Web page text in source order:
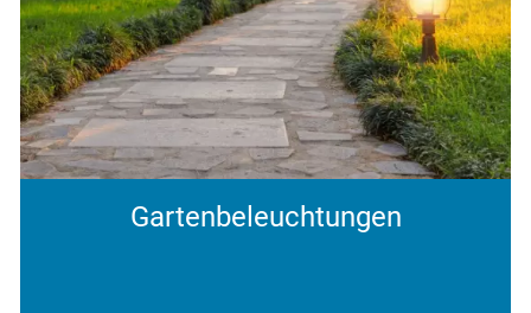
Gartenbeleuchtungen